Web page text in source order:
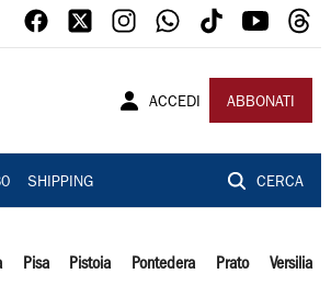
ACCEDI ABBONATI
SHIPPING CERCA
Pisa Pistoia Pontedera Prato Versilia